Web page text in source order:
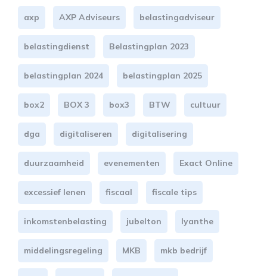
axp AXP Adviseurs belastingadviseur
belastingdienst Belastingplan 2023
belastingplan 2024 belastingplan 2025
box2 BOX 3 box3 BTW cultuur
dga digitaliseren digitalisering
duurzaamheid evenementen Exact Online
excessief lenen fiscaal fiscale tips
inkomstenbelasting jubelton lyanthe
middelingsregeling MKB mkb bedrijf